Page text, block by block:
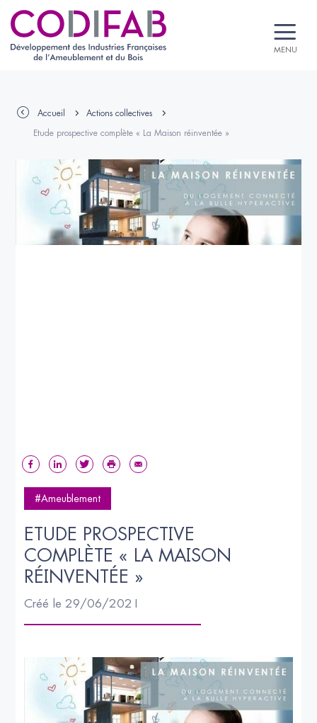
MENU
Accueil Actions collectives
Etude prospective complète « La Maison réinventée »
#Ameublement
ETUDE PROSPECTIVE
COMPLÈTE « LA MAISON
RÉINVENTÉE »
Créé le 29/06/2021